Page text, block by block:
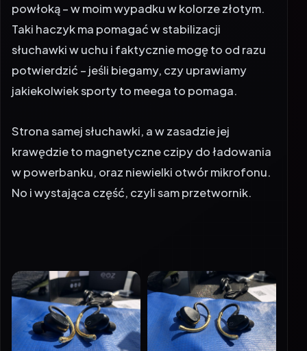
powłoką – w moim wypadku w kolorze złotym.
Taki haczyk ma pomagać w stabilizacji
słuchawki w uchu i faktycznie mogę to od razu
potwierdzić – jeśli biegamy, czy uprawiamy
jakiekolwiek sporty to meega to pomaga.
Strona samej słuchawki, a w zasadzie jej
krawędzie to magnetyczne czipy do ładowania
w powerbanku, oraz niewielki otwór mikrofonu.
No i wystająca część, czyli sam przetwornik.